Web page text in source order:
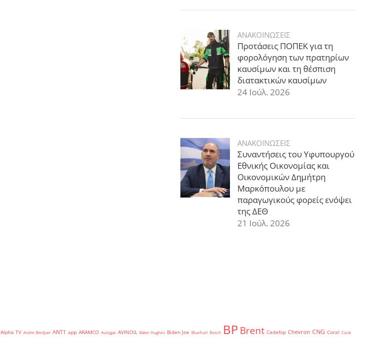
ΑΝΑΚΟΙΝΩΣΕΙΣ
Προτάσεις ΠΟΠΕΚ για τη
φορολόγηση των πρατηρίων
καυσίμων και τη θέσπιση
διατακτικών καυσίμων
24 Ιούλ. 2026
ΑΝΑΚΟΙΝΩΣΕΙΣ
Συναντήσεις του Υφυπουργού
Εθνικής Οικονομίας και
Οικονομικών Δημήτρη
Μαρκόπουλου με
παραγωγικούς φορείς ενόψει
της ΔΕΘ
21 Ιούλ. 2026
Alpha TV Andre Bledjian ANT1 app ARAMCO Autogas AVINOIL Baker Hughes Biden Joe BlueFuel Bosch BPBrent Cedefop Chevron CNG Coral Coral